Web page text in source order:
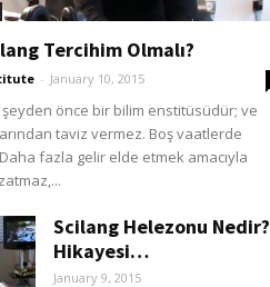
Tercihim Olmalı?
- January 10, 2015
şeyden önce bir bilim enstitüsüdür; ve
taviz vermez. Boş vaatlerde
fazla gelir elde etmek amacıyla
Scilang Helezonu Nedir?
Hikayesi…
January 9, 2015